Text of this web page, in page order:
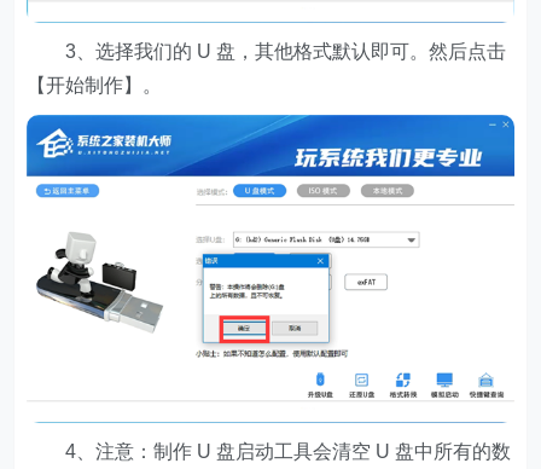
3、选择我们的 U 盘，其他格式默认即可。然后点击
【开始制作】。
4、注意：制作 U 盘启动工具会清空 U 盘中所有的数